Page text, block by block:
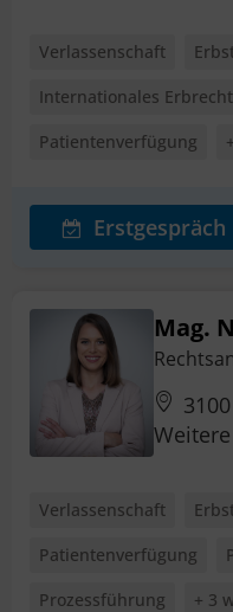
Verlassenschaft
Internationales Erbrecht
Patientenverfügung
Erstgespräch
Mag.
Verlassenschaft
Patientenverfügung
Prozessführung
+ 3